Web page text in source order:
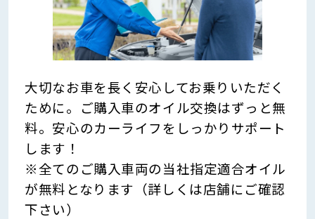
大切なお車を長く安心してお乗りいただく
ために。ご購入車のオイル交換はずっと無
料。安心のカーライフをしっかりサポート
します！
※全てのご購入車両の当社指定適合オイル
が無料となります（詳しくは店舗にご確認
下さい）